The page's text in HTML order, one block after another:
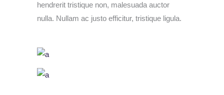
hendrerit tristique non, malesuada auctor
nulla. Nullam ac justo efficitur, tristique ligula.